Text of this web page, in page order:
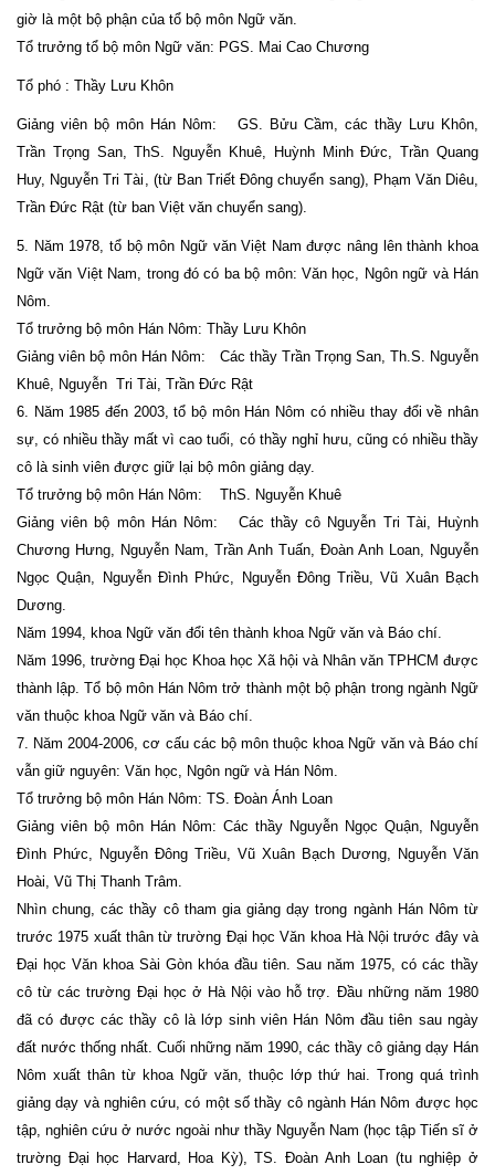
giờ là một bộ phận của tổ bộ môn Ngữ văn.
Tổ trưởng tổ bộ môn Ngữ văn: PGS. Mai Cao Chương
Tổ phó : Thầy Lưu Khôn
Giảng viên bộ môn Hán Nôm: GS. Bửu Cầm, các thầy Lưu Khôn,
Trần Trọng San, ThS. Nguyễn Khuê, Huỳnh Minh Đức, Trần Quang
Huy, Nguyễn Tri Tài, (từ Ban Triết Đông chuyển sang), Phạm Văn Diêu,
Trần Đức Rật (từ ban Việt văn chuyển sang).
5. Năm 1978, tổ bộ môn Ngữ văn Việt Nam được nâng lên thành khoa
Ngữ văn Việt Nam, trong đó có ba bộ môn: Văn học, Ngôn ngữ và Hán
Nôm.
Tổ trưởng bộ môn Hán Nôm: Thầy Lưu Khôn
Giảng viên bộ môn Hán Nôm: Các thầy Trần Trọng San, Th.S. Nguyễn
Khuê, Nguyễn Tri Tài, Trần Đức Rật
6. Năm 1985 đến 2003, tổ bộ môn Hán Nôm có nhiều thay đổi về nhân
sự, có nhiều thầy mất vì cao tuổi, có thầy nghỉ hưu, cũng có nhiều thầy
cô là sinh viên được giữ lại bộ môn giảng dạy.
Tổ trưởng bộ môn Hán Nôm: ThS. Nguyễn Khuê
Giảng viên bộ môn Hán Nôm: Các thầy cô Nguyễn Tri Tài, Huỳnh
Chương Hưng, Nguyễn Nam, Trần Anh Tuấn, Đoàn Anh Loan, Nguyễn
Ngọc Quận, Nguyễn Đình Phức, Nguyễn Đông Triều, Vũ Xuân Bạch
Dương.
Năm 1994, khoa Ngữ văn đổi tên thành khoa Ngữ văn và Báo chí.
Năm 1996, trường Đại học Khoa học Xã hội và Nhân văn TPHCM được
thành lập. Tổ bộ môn Hán Nôm trở thành một bộ phận trong ngành Ngữ
văn thuộc khoa Ngữ văn và Báo chí.
7. Năm 2004-2006, cơ cấu các bộ môn thuộc khoa Ngữ văn và Báo chí
vẫn giữ nguyên: Văn học, Ngôn ngữ và Hán Nôm.
Tổ trưởng bộ môn Hán Nôm: TS. Đoàn Ánh Loan
Giảng viên bộ môn Hán Nôm: Các thầy Nguyễn Ngọc Quận, Nguyễn
Đình Phức, Nguyễn Đông Triều, Vũ Xuân Bạch Dương, Nguyễn Văn
Hoài, Vũ Thị Thanh Trâm.
Nhìn chung, các thầy cô tham gia giảng dạy trong ngành Hán Nôm từ
trước 1975 xuất thân từ trường Đại học Văn khoa Hà Nội trước đây và
Đại học Văn khoa Sài Gòn khóa đầu tiên. Sau năm 1975, có các thầy
cô từ các trường Đại học ở Hà Nội vào hỗ trợ. Đầu những năm 1980
đã có được các thầy cô là lớp sinh viên Hán Nôm đầu tiên sau ngày
đất nước thống nhất. Cuối những năm 1990, các thầy cô giảng dạy Hán
Nôm xuất thân từ khoa Ngữ văn, thuộc lớp thứ hai. Trong quá trình
giảng dạy và nghiên cứu, có một số thầy cô ngành Hán Nôm được học
tập, nghiên cứu ở nước ngoài như thầy Nguyễn Nam (học tập Tiến sĩ ở
trường Đại học Harvard, Hoa Kỳ), TS. Đoàn Anh Loan (tu nghiệp ở